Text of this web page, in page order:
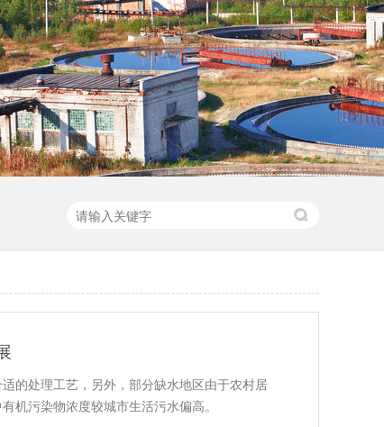
的处理工艺，另外，部分缺水地区由于农村居
机污染物浓度较城市生活污水偏高。